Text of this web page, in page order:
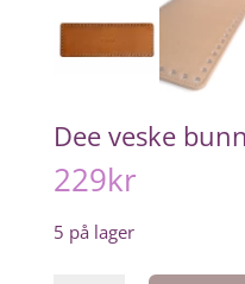
Dee veske
229kr
5 på lager